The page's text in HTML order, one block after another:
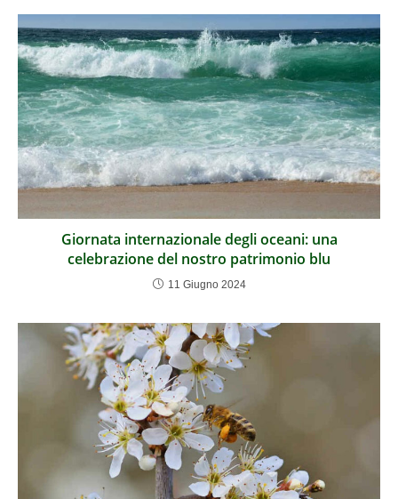
Giornata internazionale degli oceani: una
celebrazione del nostro patrimonio blu
11 Giugno 2024